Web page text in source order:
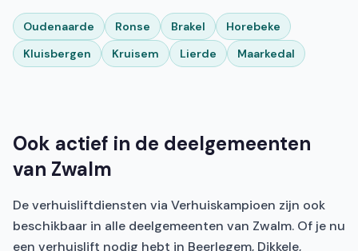
Oudenaarde Ronse Brakel
Horebeke
Kluisbergen
Kruisem Lierde Maarkedal
Ook actief in de deelgemeenten
van Zwalm
De verhuisliftdiensten via Verhuiskampioen zijn ook
beschikbaar in alle deelgemeenten van Zwalm. Of je nu
een verhuislift nodig hebt in Beerlegem, Dikkele,